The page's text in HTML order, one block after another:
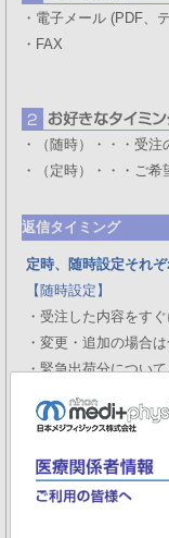
・電子メール (PDF、
・FAX
・（随時）・・・受注
・（定時）・・・ご
返信タイミング
定時、随時設定それ
【随時設定】
・受注した内容をす
・変更・追加の場合
・緊急出荷分につい
・承った弊社、受注
【定時設定】
・受注の最終結果を
・ご注文がない場合